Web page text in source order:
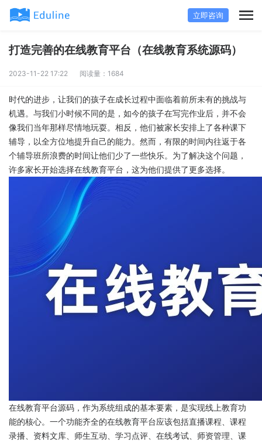
立即咨询
打造完善的在线教育平台（在线教育系统源码）
2023-11-22 17:22 阅读量：1684
时代的进步，让我们的孩子在成长过程中面临着前所未有的挑战与
机遇。与我们小时候不同的是，如今的孩子在写完作业后，并不会
像我们当年那样尽情地玩耍。相反，他们被家长安排上了各种课下
辅导，以全方位地提升自己的能力。然而，有限的时间内往返于各
个辅导班所浪费的时间让他们少了一些快乐。为了解决这个问题，
许多家长开始选择在线教育平台，这为他们提供了更多选择。
在线教育平台源码，作为系统组成的基本要素，是实现线上教育功
能的核心。一个功能齐全的在线教育平台应该包括直播课程、课程
录播、资料文库、师生互动、学习点评、在线考试、师资管理、课